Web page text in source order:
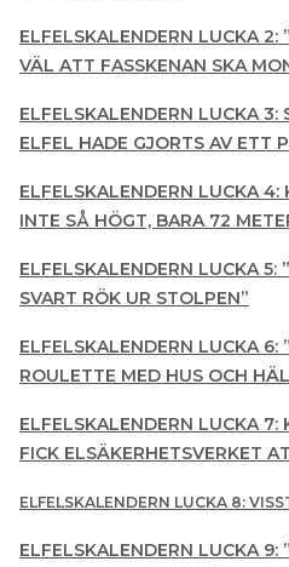
ELFELSKALENDERN LUCKA 2:
VÄL ATT FASSKENAN SKA
ELFELSKALENDERN LUCKA 3:
ELFEL HADE GJORTS AV ETT
ELFELSKALENDERN LUCKA 4:
INTE SÅ HÖGT, BARA 72
ELFELSKALENDERN LUCKA 5:
SVART RÖK UR STOLPEN”
ELFELSKALENDERN LUCKA 6:
ROULETTE MED HUS OCH
ELFELSKALENDERN LUCKA 7:
FICK ELSÄKERHETSVERKET
ELFELSKALENDERN LUCKA 8:
ELFELSKALENDERN LUCKA 9: